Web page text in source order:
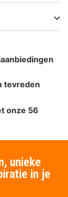
tevreden
onze 56
unieke
in je